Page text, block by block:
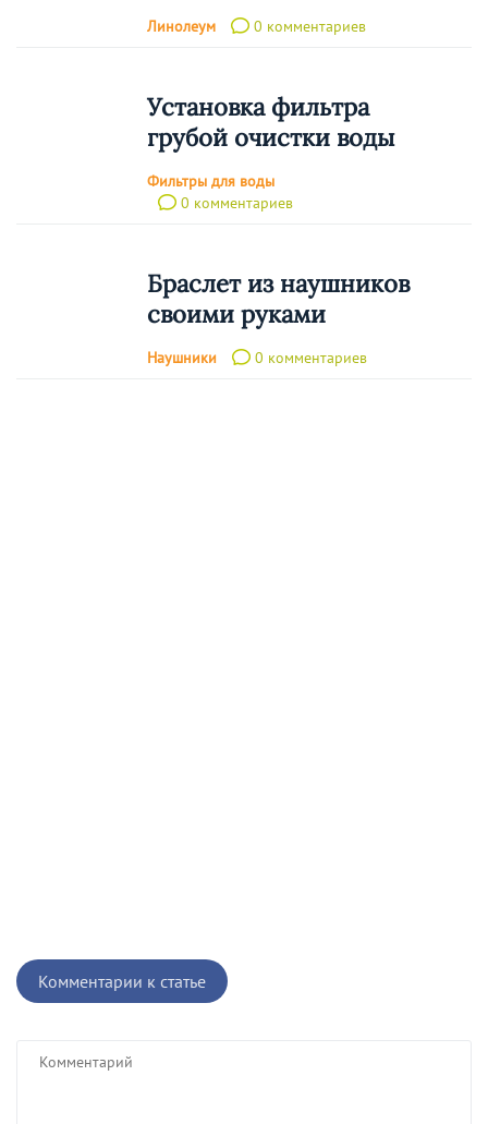
Линолеум 0 комментариев
Установка фильтра
грубой очистки воды
Фильтры для воды
0 комментариев
Браслет из наушников
своими руками
Наушники 0 комментариев
Комментарии к статье